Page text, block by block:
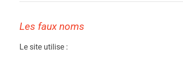
Les faux noms
Le site utilise :